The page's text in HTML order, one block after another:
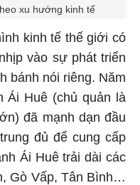
xu hướng kinh tế
kinh tế thế giới có
vào sự phát triển
bánh nói riêng. Năm
Ái Huê (chủ quản là
đã mạnh dạn đầu
đủ để cung cấp
Ái Huê trải dài các
Gò Vấp, Tân Bình…